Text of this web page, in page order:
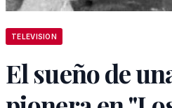
TELEVISION
El sueño de